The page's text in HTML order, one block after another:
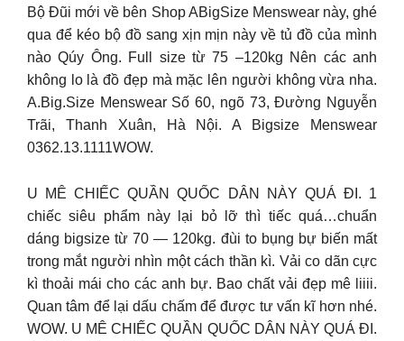
Bộ Đũi mới về bên Shop ABigSize Menswear này, ghé
qua để kéo bộ đồ sang xịn mịn này về tủ đồ của mình
nào Qúy Ông. Full size từ 75 –120kg Nên các anh
không lo là đồ đẹp mà mặc lên người không vừa nha.
A.Big.Size Menswear Số 60, ngõ 73, Đường Nguyễn
Trãi, Thanh Xuân, Hà Nội. A Bigsize Menswear
0362.13.1111WOW.
U MÊ CHIẾC QUẦN QUỐC DÂN NÀY QUÁ ĐI. 1
chiếc siêu phẩm này lại bỏ lỡ thì tiếc quá…chuẩn
dáng bigsize từ 70 — 120kg. đùi to bụng bự biến mất
trong mắt người nhìn một cách thần kì. Vải co dãn cực
kì thoải mái cho các anh bự. Bao chất vải đẹp mê liiii.
Quan tâm để lại dấu chấm để được tư vấn kĩ hơn nhé.
WOW. U MÊ CHIẾC QUẦN QUỐC DÂN NÀY QUÁ ĐI.